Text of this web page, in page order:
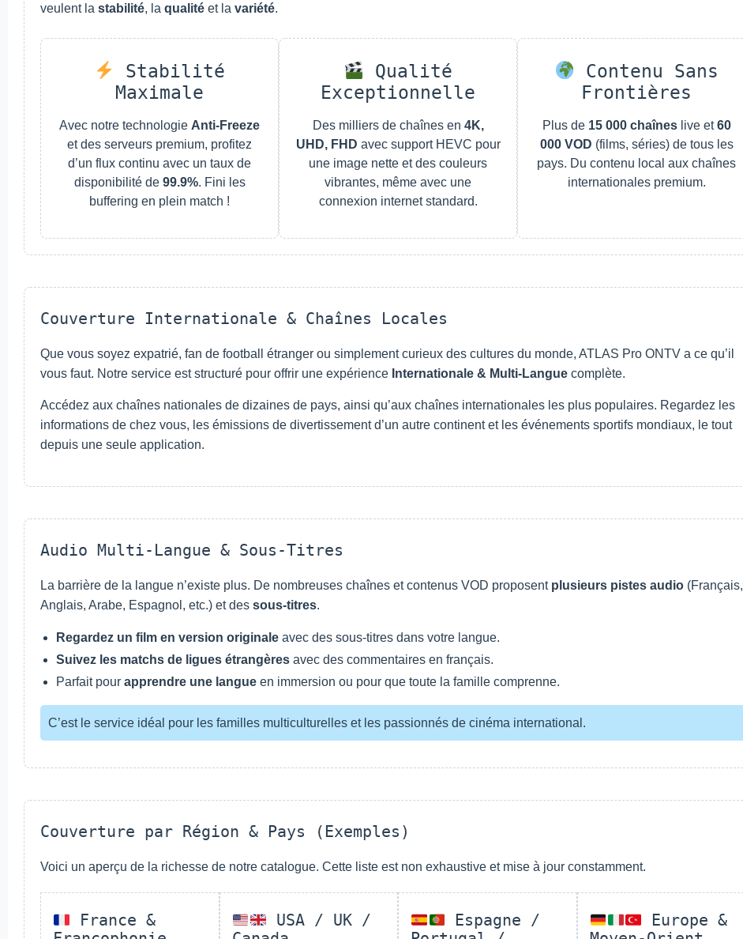
veulent la stabilité, la qualité et la variété.
Stabilité
Maximale
Avec notre technologie Anti-Freeze
et des serveurs premium, profitez
d’un flux continu avec un taux de
disponibilité de 99.9%. Fini les
buffering en plein match !
Qualité
Exceptionnelle
Des milliers de chaînes en 4K,
UHD, FHD avec support HEVC pour
une image nette et des couleurs
vibrantes, même avec une
connexion internet standard.
Contenu Sans
Frontières
Plus de 15 000 chaîneslive et60
000 VOD (films, séries) de tous les
pays. Du contenu local aux chaînes
internationales premium.
Couverture Internationale & Chaînes Locales
Que vous soyez expatrié, fan de football étranger ou simplement curieux des cultures du monde, ATLAS Pro ONTV a ce qu’il
vous faut. Notre service est structuré pour offrir une expérience Internationale & Multi-Langue complète.
Accédez aux chaînes nationales de dizaines de pays, ainsi qu’aux chaînes internationales les plus populaires. Regardez les
informations de chez vous, les émissions de divertissement d’un autre continent et les événements sportifs mondiaux, le tout
depuis une seule application.
Audio Multi-Langue & Sous-Titres
La barrière de la langue n’existe plus. De nombreuses chaînes et contenus VOD proposent plusieurs pistes audio (Français,
Anglais, Arabe, Espagnol, etc.) et des sous-titres.
Regardez un film en version originale avec des sous-titres dans votre langue.
Suivez les matchs de ligues étrangères avec des commentaires en français.
Parfait pour apprendre une langue en immersion ou pour que toute la famille comprenne.
C’est le service idéal pour les familles multiculturelles et les passionnés de cinéma international.
Couverture par Région & Pays (Exemples)
Voici un aperçu de la richesse de notre catalogue. Cette liste est non exhaustive et mise à jour constamment.
France &
USA / UK /
Espagne /
Europe &